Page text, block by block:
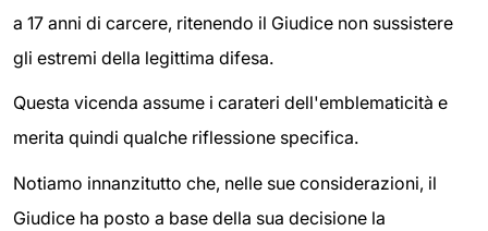
a 17 anni di carcere, ritenendo il Giudice non sussistere
gli estremi della legittima difesa.
Questa vicenda assume i carateri dell'emblematicità e
merita quindi qualche riflessione specifica.
Notiamo innanzitutto che, nelle sue considerazioni, il
Giudice ha posto a base della sua decisione la